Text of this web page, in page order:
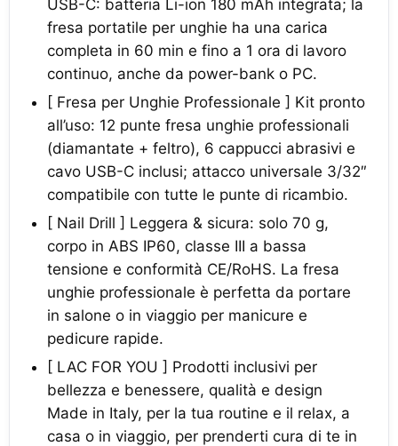
USB-C: batteria Li-ion 180 mAh integrata; la
fresa portatile per unghie ha una carica
completa in 60 min e fino a 1 ora di lavoro
continuo, anche da power-bank o PC.
[ Fresa per Unghie Professionale ] Kit pronto
all’uso: 12 punte fresa unghie professionali
(diamantate + feltro), 6 cappucci abrasivi e
cavo USB-C inclusi; attacco universale 3/32″
compatibile con tutte le punte di ricambio.
[ Nail Drill ] Leggera & sicura: solo 70 g,
corpo in ABS IP60, classe III a bassa
tensione e conformità CE/RoHS. La fresa
unghie professionale è perfetta da portare
in salone o in viaggio per manicure e
pedicure rapide.
[ LAC FOR YOU ] Prodotti inclusivi per
bellezza e benessere, qualità e design
Made in Italy, per la tua routine e il relax, a
casa o in viaggio, per prenderti cura di te in